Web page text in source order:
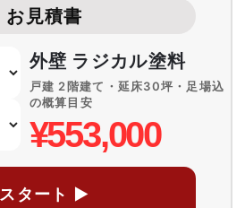
お見積書
外壁 ラジカル塗料
戸建 2階建て・延床30坪・足場込
の概算目安
¥553,000
スタート ▶